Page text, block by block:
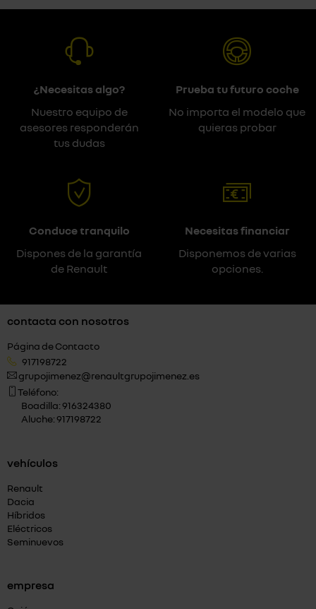
¿Necesitas algo?
Nuestro equipo de
asesores responderán
tus dudas
Prueba tu futuro coche
No importa el modelo que
quieras probar
Conduce tranquilo
Dispones de la garantía
de Renault
Necesitas financiar
Disponemos de varias
opciones.
contacta con nosotros
Página de Contacto
917198722
grupojimenez@renaultgrupojimenez.es
Teléfono:
Boadilla: 916324380
Aluche: 917198722
vehículos
Renault
Dacia
Híbridos
Eléctricos
Seminuevos
empresa